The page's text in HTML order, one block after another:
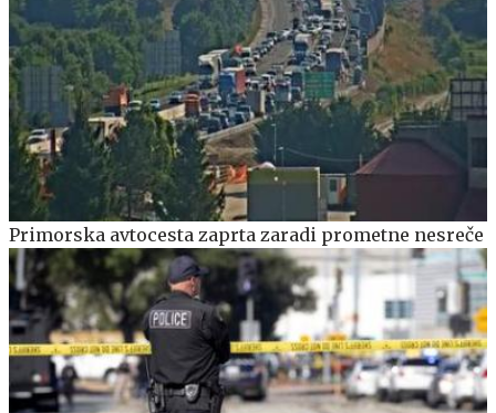
Primorska avtocesta zaprta zaradi prometne nesreče